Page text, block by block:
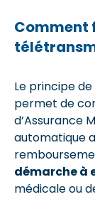
Comment
Le principe de
permet de
d’Assurance
automatique
démarche à
médicale ou